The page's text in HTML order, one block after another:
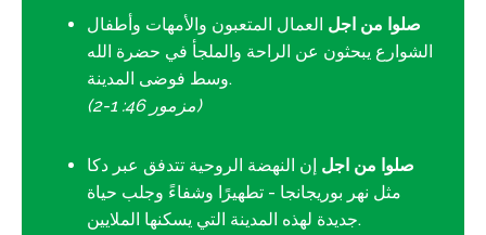
صلوا من اجل العمال المتعبون والأمهات وأطفال
الشوارع يبحثون عن الراحة والملجأ في حضرة الله
وسط فوضى المدينة.
(مزمور 46: 1-2)
صلوا من اجل إن النهضة الروحية تتدفق عبر دكا
مثل نهر بوريجانجا - تطهيرًا وشفاءً وجلب حياة
جديدة لهذه المدينة التي يسكنها الملايين.